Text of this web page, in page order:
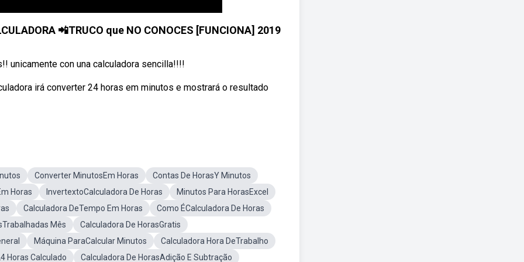
📲TRUCO que NO CONOCES [FUNCIONA] 2019
unicamente con una calculadora sencilla!!!!
irá converter 24 horas em minutos e mostrará o resultado
Converter MinutosEm Horas
Contas De HorasY Minutos
Horas
InvertextoCalculadora De Horas
Minutos Para HorasExcel
Calculadora DeTempo Em Horas
Como ÉCalculadora De Horas
Mês
Calculadora De HorasGratis
Máquina ParaCalcular Minutos
Calculadora Hora DeTrabalho
Horas Calculado
Calculadora De HorasAdição E Subtração